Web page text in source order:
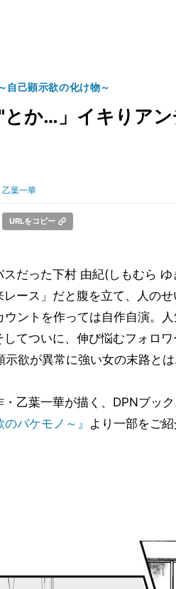
自己顕示欲の化け物～
とか…」イキりアン
葉一華
URLをコピー
だった下村 由紀(しもむら
ース」だと腹を立て、人の
ウントを作っては自作自演。
てついに、伸び悩むフォロ
欲が異常に強い女の末路と
乙葉一華が描く、DPNブッ
バケモノ～』 より一部をご紹